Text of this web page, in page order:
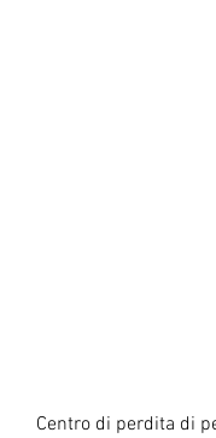
Centro di perdita di